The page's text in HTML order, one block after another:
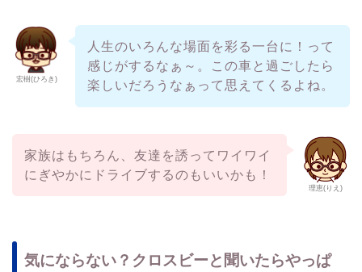
宏樹(ひろき)
人生のいろんな場面を彩る一台に！って
感じがするなぁ～。この車と過ごしたら
楽しいだろうなぁって思えてくるよね。
理恵(りえ)
家族はもちろん、友達を誘ってワイワイ
にぎやかにドライブするのもいいかも！
気にならない？クロスビーと聞いたらやっぱ